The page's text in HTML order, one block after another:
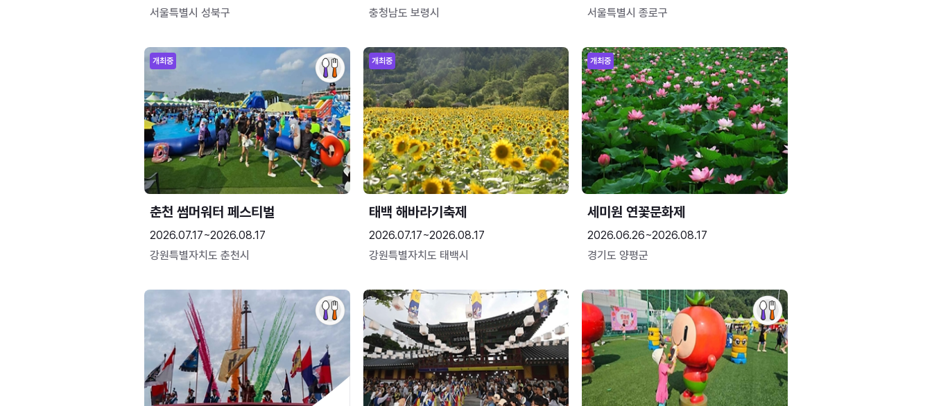
서울특별시 성북구
충청남도 보령시
서울특별시 종로구
개최중
춘천 썸머워터 페스티벌
2026.07.17~2026.08.17
강원특별자치도 춘천시
개최중
태백 해바라기축제
2026.07.17~2026.08.17
강원특별자치도 태백시
개최중
세미원 연꽃문화제
2026.06.26~2026.08.17
경기도 양평군